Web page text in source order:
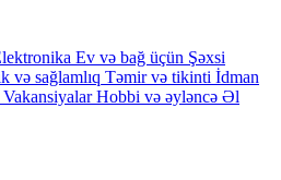
Ev və bağ üçün Şəxsi
və sağlamlıq Təmir və tikinti İdman
Vakansiyalar Hobbi və əyləncə Əl